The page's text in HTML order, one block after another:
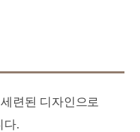
련된 디자인으로
다.